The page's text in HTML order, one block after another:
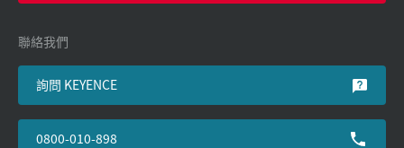
聯絡我們
詢問 KEYENCE
0800-010-898